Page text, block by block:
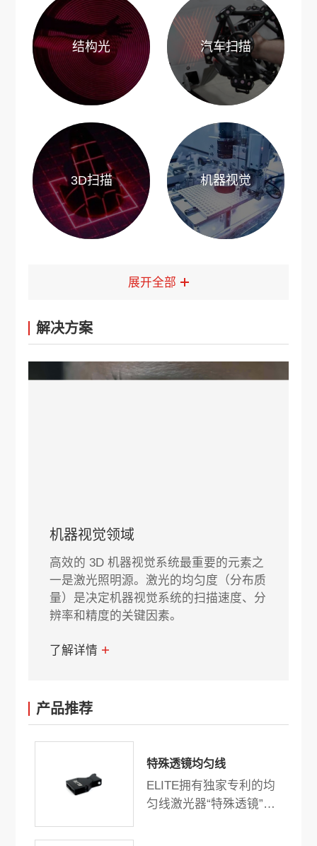
结构光 汽车扫描
3D扫描 机器视觉
展开全部
解决方案
机器视觉领域
高效的 3D 机器视觉系统最重要的元素之
一是激光照明源。激光的均匀度（分布质
量）是决定机器视觉系统的扫描速度、分
辨率和精度的关键因素。
了解详情
产品推荐
特殊透镜均匀线
ELITE拥有独家专利的均
匀线激光器“特殊透镜”是